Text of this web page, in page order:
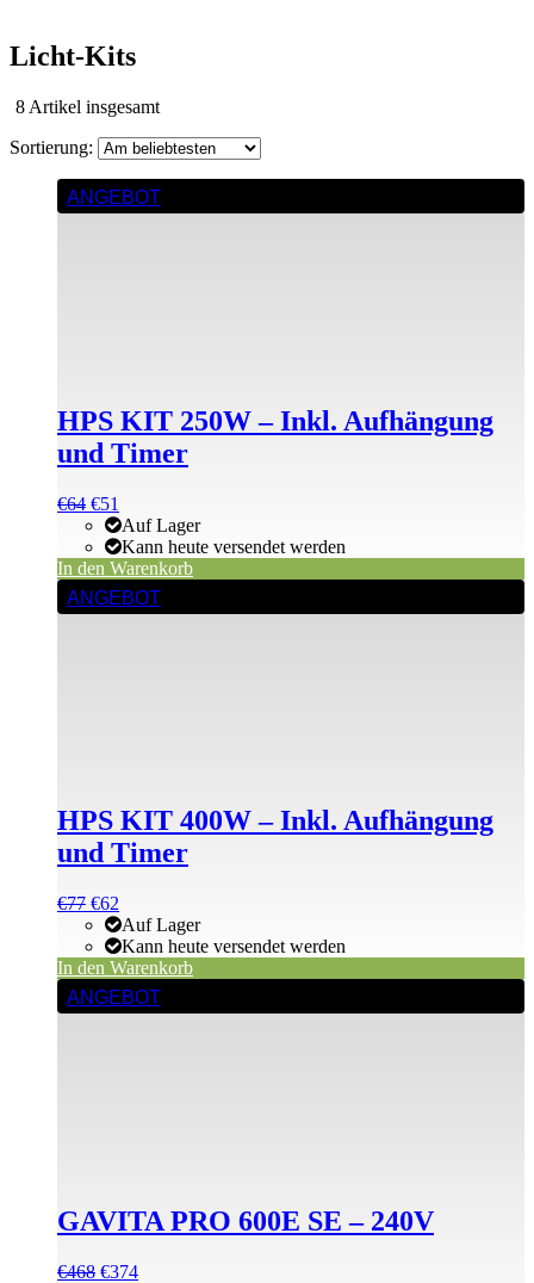
Licht-Kits
8 Artikel insgesamtNach
sortiert
ANGEBOT
HPS KIT 250W – Inkl. Aufhängung
und Timer
Ursprünglicher
Preis
war:
€64
€64Aktueller
Preis
ist:
€64.
€51
Auf Lager
Kann heute versendet werden
In den Warenkorb
ANGEBOT
HPS KIT 400W – Inkl. Aufhängung
und Timer
Ursprünglicher
Preis
war:
€77
€77Aktueller
Preis
ist:
€77.
€62
Auf Lager
Kann heute versendet werden
In den Warenkorb
ANGEBOT
GAVITA PRO 600E SE – 240V
Ursprünglicher
€468Aktueller
€374